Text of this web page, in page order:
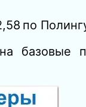
по
базовые